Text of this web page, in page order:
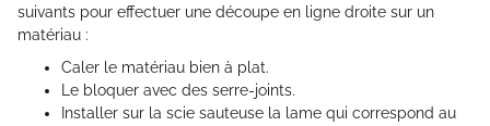
suivants pour effectuer une découpe en ligne droite sur un
matériau :
Caler le matériau bien à plat.
Le bloquer avec des serre-joints.
Installer sur la scie sauteuse la lame qui correspond au